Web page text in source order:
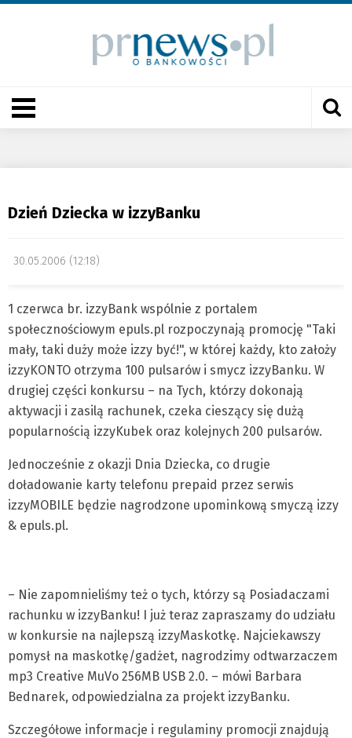
Dzień Dziecka w izzyBanku
30.05.2006 (12:18)
1 czerwca br. izzyBank wspólnie z portalem
społecznościowym epuls.pl rozpoczynają promocję "Taki
mały, taki duży może izzy być!", w której każdy, kto założy
izzyKONTO otrzyma 100 pulsarów i smycz izzyBanku. W
drugiej części konkursu – na Tych, którzy dokonają
aktywacji i zasilą rachunek, czeka cieszący się dużą
popularnością izzyKubek oraz kolejnych 200 pulsarów.
Jednocześnie z okazji Dnia Dziecka, co drugie
doładowanie karty telefonu prepaid przez serwis
izzyMOBILE będzie nagrodzone upominkową smyczą izzy
& epuls.pl.
– Nie zapomnieliśmy też o tych, którzy są Posiadaczami
rachunku w izzyBanku! I już teraz zapraszamy do udziału
w konkursie na najlepszą izzyMaskotkę. Najciekawszy
pomysł na maskotkę/gadżet, nagrodzimy odtwarzaczem
mp3 Creative MuVo 256MB USB 2.0. – mówi Barbara
Bednarek, odpowiedzialna za projekt izzyBanku.
Szczegółowe informacje i regulaminy promocji znajdują